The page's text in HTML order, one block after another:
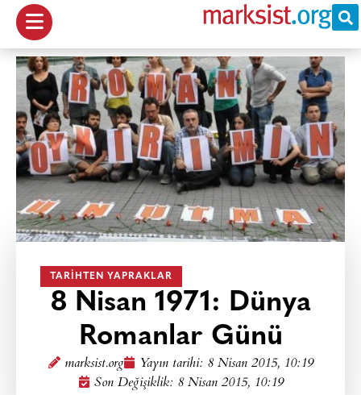
TARIHTEN YAPRAKLAR
8 Nisan 1971: Dünya
Romanlar Günü
marksist.org Yayın tarihi: 8 Nisan 2015, 10:19
Son Değişiklik: 8 Nisan 2015, 10:19